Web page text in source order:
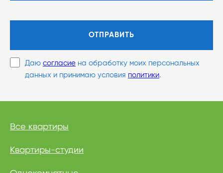
Все квартиры
Квартиры-студии
ОТПРАВИТЬ
Даю согласие на обработку моих персональных
данных и принимаю условия политики.